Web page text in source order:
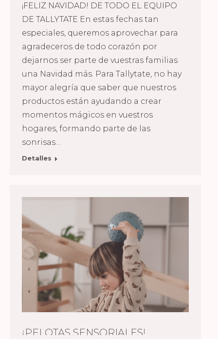
¡FELIZ NAVIDAD! DE TODO EL EQUIPO
DE TALLYTATE En estas fechas tan
especiales, queremos aprovechar para
agradeceros de todo corazón por
dejarnos ser parte de vuestras familias
una Navidad más. Para Tallytate, no hay
mayor alegría que saber que nuestros
productos están ayudando a crear
momentos mágicos en vuestros
hogares, formando parte de las
sonrisas…
Detalles
¡PELOTAS SENSORIALES!